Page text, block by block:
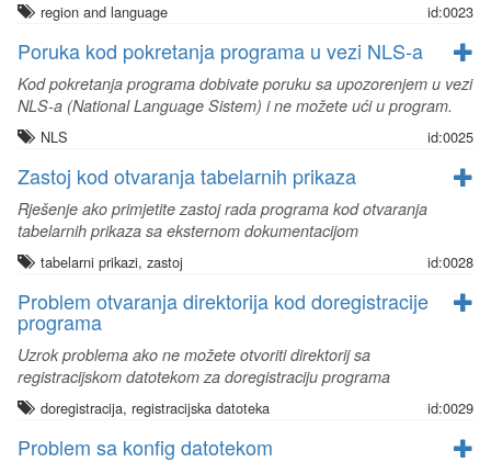
region and language id:0023
Poruka kod pokretanja programa u vezi NLS-a
Kod pokretanja programa dobivate poruku sa upozorenjem u vezi
NLS-a (National Language Sistem) i ne možete ući u program.
NLS id:0025
Zastoj kod otvaranja tabelarnih prikaza
Rješenje ako primjetite zastoj rada programa kod otvaranja
tabelarnih prikaza sa eksternom dokumentacijom
tabelarni prikazi, zastoj id:0028
Problem otvaranja direktorija kod doregistracije
programa
Uzrok problema ako ne možete otvoriti direktorij sa
registracijskom datotekom za doregistraciju programa
doregistracija, registracijska datoteka id:0029
Problem sa konfig datotekom